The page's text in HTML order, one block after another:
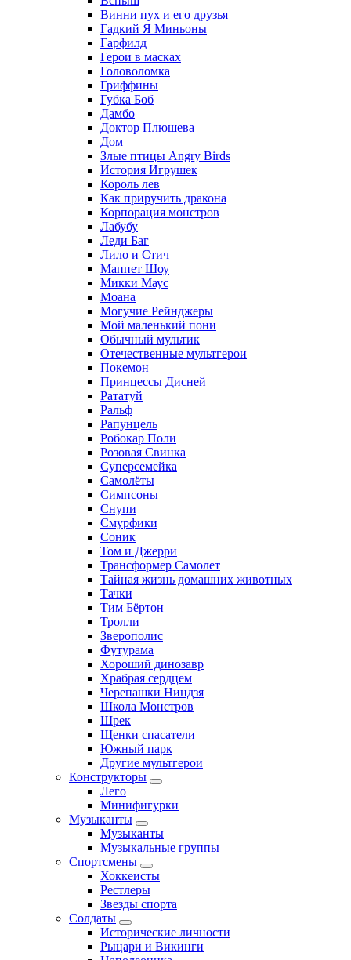
Винни пух и его друзья
Гадкий Я Миньоны
Гарфилд
Герои в масках
Головоломка
Гриффины
Губка Боб
Дамбо
Доктор Плюшева
Дом
Злые птицы Angry Birds
История Игрушек
Король лев
Как приручить дракона
Корпорация монстров
Лабубу
Леди Баг
Лило и Стич
Маппет Шоу
Микки Маус
Моана
Могучие Рейнджеры
Мой маленький пони
Обычный мультик
Отечественные мультгерои
Покемон
Принцессы Дисней
Рататуй
Ральф
Рапунцель
Робокар Поли
Розовая Свинка
Суперсемейка
Самолёты
Симпсоны
Снупи
Смурфики
Соник
Том и Джерри
Трансформер Самолет
Тайная жизнь домашних животных
Тачки
Тим Бёртон
Тролли
Зверополис
Футурама
Хороший динозавр
Храбрая сердцем
Черепашки Ниндзя
Школа Монстров
Шрек
Щенки спасатели
Южный парк
Другие мультгерои
Конструкторы
Лего
Минифигурки
Музыканты
Музыканты
Музыкальные группы
Спортсмены
Хоккеисты
Рестлеры
Звезды спорта
Солдаты
Исторические личности
Рыцари и Викинги